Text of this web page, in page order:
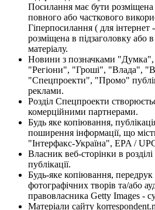
Посилання має бути розміщена
повного або часткового
Гіперпосилання ( для
розміщена в підзаголовку або
матеріалу.
Новини з позначками "Думка",
"Регіони", "Гроші", "Влада",
"Спецпроекти", "Промо"
реклами.
Розділ Спецпроекти
комерційними партнерами.
Будь яке копіювання,
поширення інформації, що
"Інтерфакс-Україна", EPA /
Власник веб-сторінки в
публікації.
Будь-яке копіювання, передрук
фотографічних творів та/або
правовласника Getty Images -
Матеріали сайту